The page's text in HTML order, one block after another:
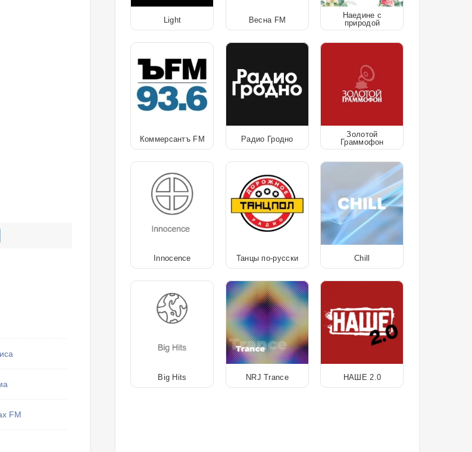
FM
Light Весна FM
Наедине с
природой
Коммерсантъ FM Радио Гродно
Золотой
Граммофон
Innocence Танцы по-русски Chill
Big Hits NRJ Trance НАШЕ 2.0